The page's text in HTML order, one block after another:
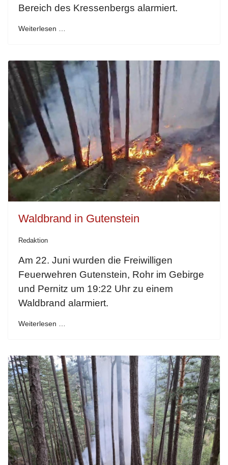
Bereich des Kressenbergs alarmiert.
Weiterlesen …
Waldbrand in Gutenstein
Redaktion
Am 22. Juni wurden die Freiwilligen
Feuerwehren Gutenstein, Rohr im Gebirge
und Pernitz um 19:22 Uhr zu einem
Waldbrand alarmiert.
Weiterlesen …